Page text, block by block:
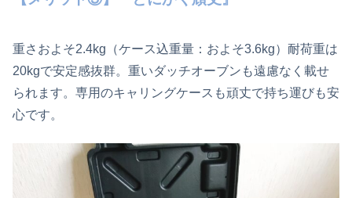
重さおよそ2.4kg（ケース込重量：およそ3.6kg）耐荷重は
20kgで安定感抜群。重いダッチオーブンも遠慮なく載せ
られます。専用のキャリングケースも頑丈で持ち運びも安
心です。